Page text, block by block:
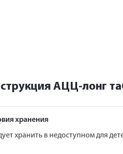
АЦЦ-лонг
хранения
хранить в недоступном для